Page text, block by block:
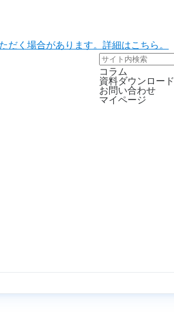
く場合があります。詳細はこちら。
コラム
資料ダウンロード
お問い合わせ
マイページ